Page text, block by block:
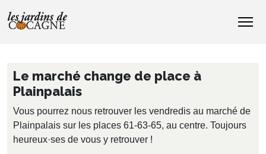
Le marché change de place à
Plainpalais
Vous pourrez nous retrouver les vendredis au marché de
Plainpalais sur les places 61-63-65, au centre. Toujours
heureux·ses de vous y retrouver !